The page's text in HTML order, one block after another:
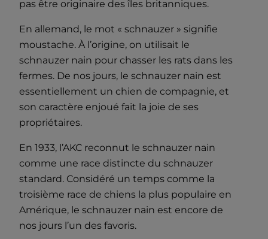
pas être originaire des îles britanniques.
En allemand, le mot « schnauzer » signifie
moustache. À l’origine, on utilisait le
schnauzer nain pour chasser les rats dans les
fermes. De nos jours, le schnauzer nain est
essentiellement un chien de compagnie, et
son caractère enjoué fait la joie de ses
propriétaires.
En 1933, l’AKC reconnut le schnauzer nain
comme une race distincte du schnauzer
standard. Considéré un temps comme la
troisième race de chiens la plus populaire en
Amérique, le schnauzer nain est encore de
nos jours l’un des favoris.